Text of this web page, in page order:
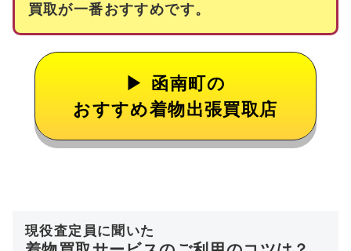
買取が一番おすすめです。
函南町の
おすすめ着物出張買取店
現役査定員に聞いた